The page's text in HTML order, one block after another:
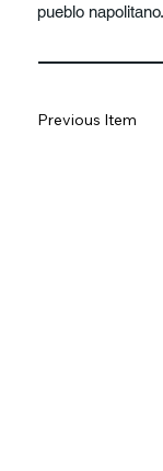
pueblo napolitano.
Previous Item